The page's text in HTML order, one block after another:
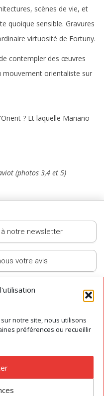
notre site, nous utilisons
préférences ou recueillir
scènes de vie, et
quoique sensible. Gravures
virtuosité de Fortuny.
contempler des œuvres
mouvement orientaliste sur
? Et laquelle Mariano
(photos 3,4 et 5)
à notre newsletter
votre avis
du Tarn-Tous droits réservés